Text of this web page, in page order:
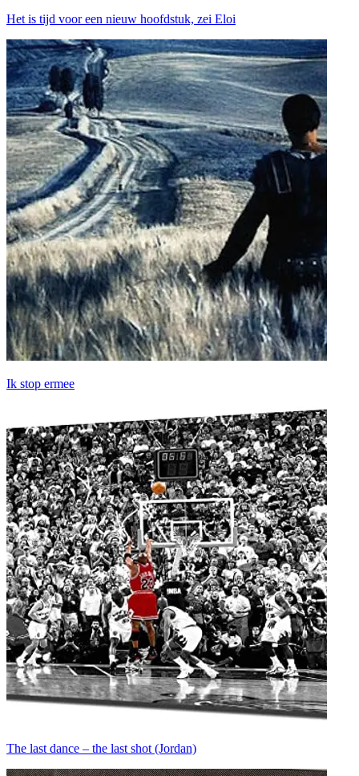
Het is tijd voor een nieuw hoofdstuk, zei Eloi
Ik stop ermee
The last dance – the last shot (Jordan)